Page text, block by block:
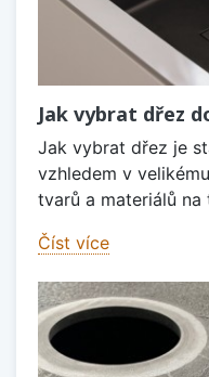
Jak vybrat dřez
Jak vybrat dřez je
vzhledem v
tvarů a materiálů na
Číst více